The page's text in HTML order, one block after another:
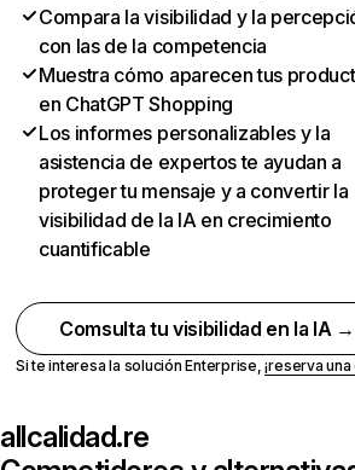
Compara la visibilidad y la
con las de la competencia
Muestra cómo aparecen tus
en ChatGPT Shopping
Los informes personalizables y la
asistencia de expertos te ayudan a
proteger tu mensaje y a convertir la
visibilidad de la IA en crecimiento
cuantificable
Comsulta tu visibilidad en la IA →
Si te interesa la solución Enterprise,¡reserva
allcalidad.re